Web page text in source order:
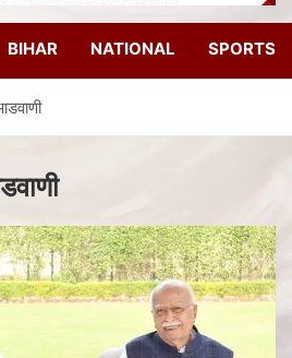
BIHAR NATIONAL SPORTS